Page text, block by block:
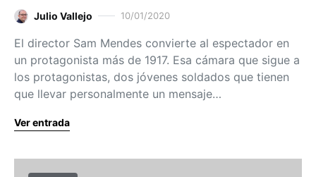
Julio Vallejo 10/01/2020
El director Sam Mendes convierte al espectador en
un protagonista más de 1917. Esa cámara que sigue a
los protagonistas, dos jóvenes soldados que tienen
que llevar personalmente un mensaje…
Ver entrada